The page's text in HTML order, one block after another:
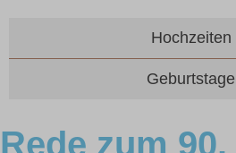
Hochzeiten
Geburtstage
Rede zum 90.